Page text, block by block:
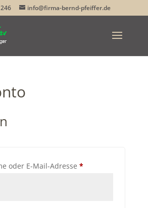
info@firma-bernd-pfeiffer.de
oder E-Mail-Adresse *Erforderlich